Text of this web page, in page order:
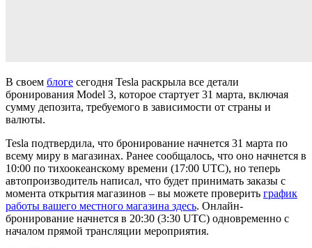
В своем блоге сегодня Tesla раскрыла все детали
бронирования Model 3, которое стартует 31 марта, включая
сумму депозита, требуемого в зависимости от страны и
валюты.
Tesla подтвердила, что бронирование начнется 31 марта по
всему миру в магазинах. Ранее сообщалось, что оно начнется в
10:00 по тихоокеанскому времени (17:00 UTC), но теперь
автопроизводитель написал, что будет принимать заказы с
момента открытия магазинов – вы можете проверить график
работы вашего местного магазина здесь. Онлайн-
бронирование начнется в 20:30 (3:30 UTC) одновременно с
началом прямой трансляции мероприятия.